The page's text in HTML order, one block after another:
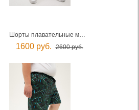
Шорты плавательные мужские
1600 руб. 2600 руб.